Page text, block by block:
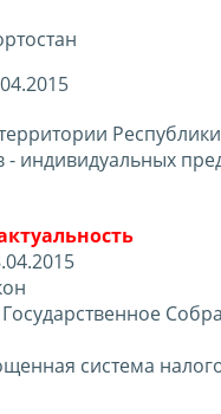
- индивидуальных
Государственное
система